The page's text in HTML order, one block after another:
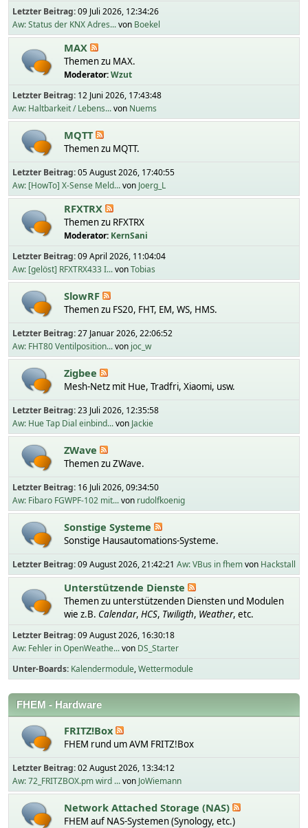
Letzter Beitrag:09 Juli 2026, 12:34:26
Aw: Status der KNX Adres...von Boekel
MAX
Themen zu MAX.
Moderator:Wzut
Letzter Beitrag: 12 Juni 2026, 17:43:48
Aw: Haltbarkeit / Lebens...von Nuems
MQTT
Themen zu MQTT.
Letzter Beitrag:05 August 2026, 17:40:55
Aw: [HowTo] X-Sense Meld...von Joerg_L
RFXTRX
Themen zu RFXTRX
Moderator: KernSani
Letzter Beitrag:09 April 2026, 11:04:04
Aw: [gelöst] RFXTRX433 I...vonTobias
SlowRF
Themen zu FS20, FHT, EM, WS, HMS.
Letzter Beitrag:27 Januar 2026, 22:06:52
Aw: FHT80 Ventilposition...von joc_w
Zigbee
Mesh-Netz mit Hue, Tradfri, Xiaomi, usw.
Letzter Beitrag:23 Juli 2026, 12:35:58
Aw: Hue Tap Dial einbind...von Jackie
ZWave
Themen zu ZWave.
Letzter Beitrag: 16 Juli 2026, 09:34:50
Aw: Fibaro FGWPF-102 mit...von rudolfkoenig
Sonstige Systeme
Sonstige Hausautomations-Systeme.
Letzter Beitrag:09 August 2026, 21:42:21 Aw: VBus in fhemvon Hackstall
Unterstützende Dienste
Themen zu unterstützenden Diensten und Modulen
wie z.B. Calendar, HCS, Twiligth, Weather, etc.
Letzter Beitrag:09 August 2026, 16:30:18
Aw: Fehler in OpenWeathe...von DS_Starter
Unter-Boards Kalendermodule Wettermodule
FHEM - Hardware
FRITZ!Box
FHEM rund um AVM FRITZ!Box
Letzter Beitrag:02 August 2026, 13:34:12
Aw: 72_FRITZBOX.pm wird ...von JoWiemann
Network Attached Storage (NAS)
FHEM auf NAS-Systemen (Synology, etc.)